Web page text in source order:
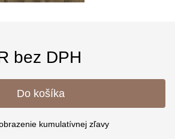
bez DPH
Do košíka
kumulatívnej zľavy